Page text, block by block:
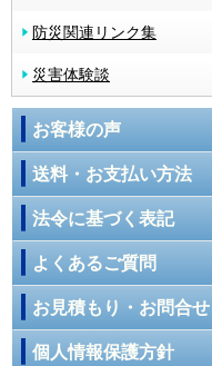
防災関連リンク集
災害体験談
お客様の声
送料・お支払い方法
法令に基づく表記
よくあるご質問
お見積もり・お問合せ
個人情報保護方針